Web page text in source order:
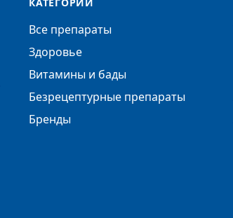
Все препараты
Здоровье
Витамины и бады
Безрецептурные препараты
Бренды